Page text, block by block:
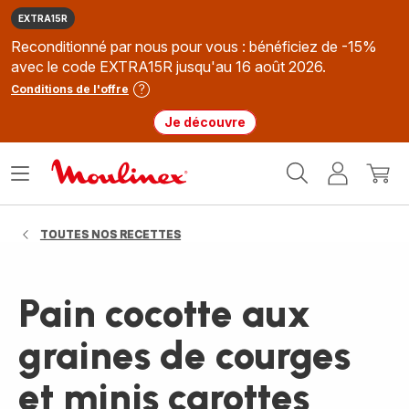
EXTRA15R
Reconditionné par nous pour vous : bénéficiez de -15%
avec le code EXTRA15R jusqu'au 16 août 2026.
Conditions de l'offre
Je découvre
MonMon
Ouvrir
TOUTES NOS RECETTES
Pain cocotte aux
graines de courges
et minis carottes